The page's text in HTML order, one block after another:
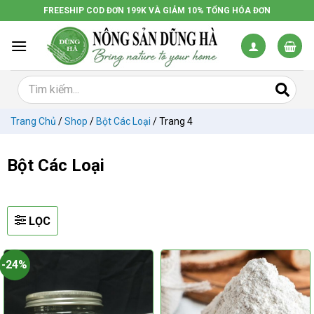
đến
dung
FREESHIP COD ĐƠN 199K VÀ GIẢM 10% TỔNG HÓA ĐƠN
Trang Chủ /Shop / Bột Các Loại /Trang 4
Bột Các Loại
LỌC
-24%